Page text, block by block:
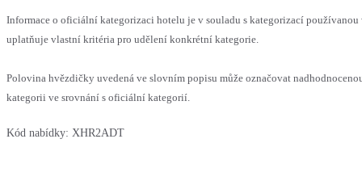
Informace o oficiální kategorizaci hotelu je v souladu s kategorizací používanou
uplatňuje vlastní kritéria pro udělení konkrétní kategorie.
Polovina hvězdičky uvedená ve slovním popisu může označovat
kategorii ve srovnání s oficiální kategorií.
Kód nabídky: XHR2ADT